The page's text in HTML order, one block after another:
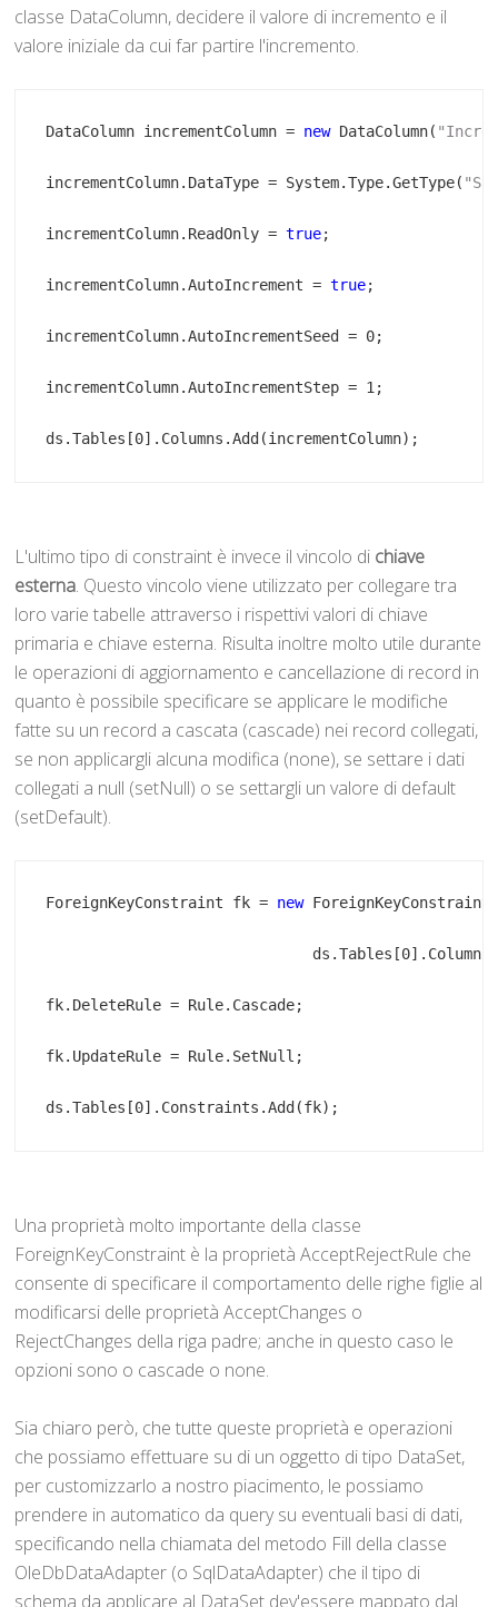
classe DataColumn, decidere il valore di incremento e il
valore iniziale da cui far partire l'incremento.
DataColumn incrementColumn = new DataColumn(
incrementColumn.DataType = System.Type.GetType(
incrementColumn.ReadOnly = true
incrementColumn.AutoIncrement = true
ds.Tables[0].Columns.Add(incrementColumn);
L'ultimo tipo di constraint è invece il vincolo di chiave
esterna. Questo vincolo viene utilizzato per collegare tra
loro varie tabelle attraverso i rispettivi valori di chiave
primaria e chiave esterna. Risulta inoltre molto utile durante
le operazioni di aggiornamento e cancellazione di record in
quanto è possibile specificare se applicare le modifiche
fatte su un record a cascata (cascade) nei record collegati,
se non applicargli alcuna modifica (none), se settare i dati
collegati a null (setNull) o se settargli un valore di default
(setDefault).
ForeignKeyConstraint fk = new
ds.Tables[0].Constraints.Add(fk);
Una proprietà molto importante della classe
ForeignKeyConstraint è la proprietà AcceptRejectRule che
consente di specificare il comportamento delle righe figlie al
modificarsi delle proprietà AcceptChanges o
RejectChanges della riga padre; anche in questo caso le
opzioni sono o cascade o none.
Sia chiaro però, che tutte queste proprietà e operazioni
che possiamo effettuare su di un oggetto di tipo DataSet,
per customizzarlo a nostro piacimento, le possiamo
prendere in automatico da query su eventuali basi di dati,
specificando nella chiamata del metodo Fill della classe
OleDbDataAdapter (o SqlDataAdapter) che il tipo di
schema da applicare al DataSet dev'essere mappato dal